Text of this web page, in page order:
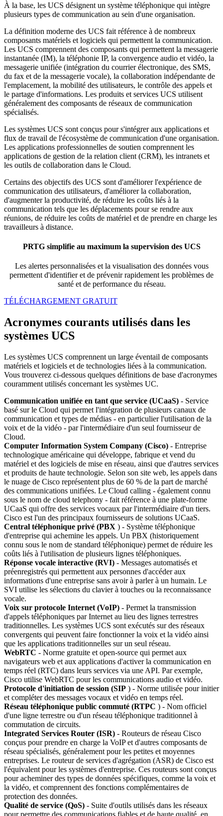
À la base, les UCS désignent un système téléphonique qui intègre
plusieurs types de communication au sein d'une organisation.
La définition moderne des UCS fait référence à de nombreux
composants matériels et logiciels qui permettent la communication.
Les UCS comprennent des composants qui permettent la messagerie
instantanée (IM), la téléphonie IP, la convergence audio et vidéo, la
messagerie unifiée (intégration du courrier électronique, des SMS,
du fax et de la messagerie vocale), la collaboration indépendante de
l'emplacement, la mobilité des utilisateurs, le contrôle des appels et
le partage d'informations. Les produits et services UCS utilisent
généralement des composants de réseaux de communication
spécialisés.
Les systèmes UCS sont conçus pour s'intégrer aux applications et
flux de travail de l'écosystème de communication d'une organisation.
Les applications professionnelles de soutien comprennent les
applications de gestion de la relation client (CRM), les intranets et
les outils de collaboration dans le Cloud.
Certains des objectifs des UCS sont d'améliorer l'expérience de
communication des utilisateurs, d'améliorer la collaboration,
d'augmenter la productivité, de réduire les coûts liés à la
communication tels que les déplacements pour se rendre aux
réunions, de réduire les coûts de matériel et de prendre en charge les
travailleurs à distance.
PRTG simplifie au maximum la supervision des UCS
Les alertes personnalisées et la visualisation des données vous
permettent d'identifier et de prévenir rapidement les problèmes de
santé et de performance du réseau.
TÉLÉCHARGEMENT GRATUIT
Acronymes courants utilisés dans les
systèmes UCS
Les systèmes UCS comprennent un large éventail de composants
matériels et logiciels et de technologies liées à la communication.
Vous trouverez ci-dessous quelques définitions de base d'acronymes
couramment utilisés concernant les systèmes UC.
Communication unifiée en tant que service (UCaaS) - Service
basé sur le Cloud qui permet l'intégration de plusieurs canaux de
communication et types de médias - en particulier l'utilisation de la
voix et de la vidéo - par l'intermédiaire d'un seul fournisseur de
Cloud.
Computer Information System Company (Cisco) - Entreprise
technologique américaine qui développe, fabrique et vend du
matériel et des logiciels de mise en réseau, ainsi que d'autres services
et produits de haute technologie. Selon son site web, les appels dans
le nuage de Cisco représentent plus de 60 % de la part de marché
des communications unifiées. Le Cloud calling - également connu
sous le nom de cloud telephony - fait référence à une plate-forme
UCaaS qui offre des services vocaux par l'intermédiaire d'un tiers.
Cisco est l'un des principaux fournisseurs de solutions UCaaS.
Central téléphonique privé (PBX ) - Système téléphonique
d'entreprise qui achemine les appels. Un PBX (historiquement
connu sous le nom de standard téléphonique) permet de réduire les
coûts liés à l'utilisation de plusieurs lignes téléphoniques.
Réponse vocale interactive (RVI) - Messages automatisés et
préenregistrés qui permettent aux personnes d'accéder aux
informations d'une entreprise sans avoir à parler à un humain. Le
SVI utilise les sélections du clavier à touches ou la reconnaissance
vocale.
Voix sur protocole Internet (VoIP) - Permet la transmission
d'appels téléphoniques par Internet au lieu des lignes terrestres
traditionnelles. Les systèmes UCS sont exécutés sur des réseaux
convergents qui peuvent faire fonctionner la voix et la vidéo ainsi
que les applications traditionnelles sur un seul réseau.
WebRTC - Norme gratuite et open-source qui permet aux
navigateurs web et aux applications d'activer la communication en
temps réel (RTC) dans leurs services via une API. Par exemple,
Cisco utilise WebRTC pour les communications audio et vidéo.
Protocole d'initiation de session (SIP ) - Norme utilisée pour initier
et compléter des messages vocaux et vidéo en temps réel.
Réseau téléphonique public commuté (RTPC ) - Nom officiel
d'une ligne terrestre ou d'un réseau téléphonique traditionnel à
commutation de circuits.
Integrated Services Router (ISR) - Routeurs de réseau Cisco
conçus pour prendre en charge la VoIP et d'autres composants de
réseau spécialisés, généralement pour les petites et moyennes
entreprises. Le routeur de services d'agrégation (ASR) de Cisco est
l'équivalent pour les systèmes d'entreprise. Ces routeurs sont conçus
pour acheminer des types de données spécifiques, comme la voix et
la vidéo, et comprennent des fonctions complémentaires de
protection des données.
Qualité de service (QoS) - Suite d'outils utilisés dans les réseaux